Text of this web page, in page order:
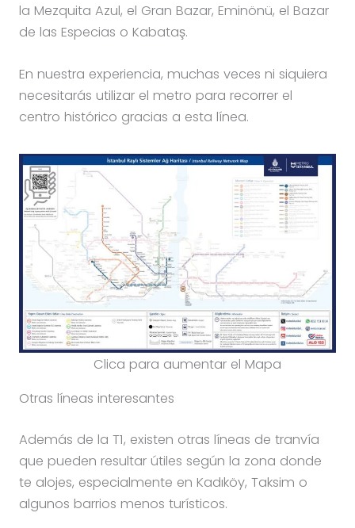
la Mezquita Azul, el Gran Bazar, Eminönü, el Bazar
de las Especias o Kabataş.
En nuestra experiencia, muchas veces ni siquiera
necesitarás utilizar el metro para recorrer el
centro histórico gracias a esta línea.
Clica para aumentar el Mapa
Otras líneas interesantes
Además de la T1, existen otras líneas de tranvía
que pueden resultar útiles según la zona donde
te alojes, especialmente en Kadıköy, Taksim o
algunos barrios menos turísticos.